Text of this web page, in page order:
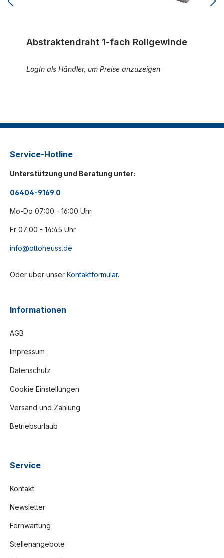
Abstraktendraht 1-fach Rollgewinde
LogIn als Händler, um Preise anzuzeigen
Service-Hotline
Unterstützung und Beratung unter:
06404-9169 0
Mo-Do 07:00 - 16:00 Uhr
Fr 07:00 - 14:45 Uhr
info@ottoheuss.de
Oder über unser Kontaktformular.
Informationen
AGB
Impressum
Datenschutz
Cookie Einstellungen
Versand und Zahlung
Betriebsurlaub
Service
Kontakt
Newsletter
Fernwartung
Stellenangebote